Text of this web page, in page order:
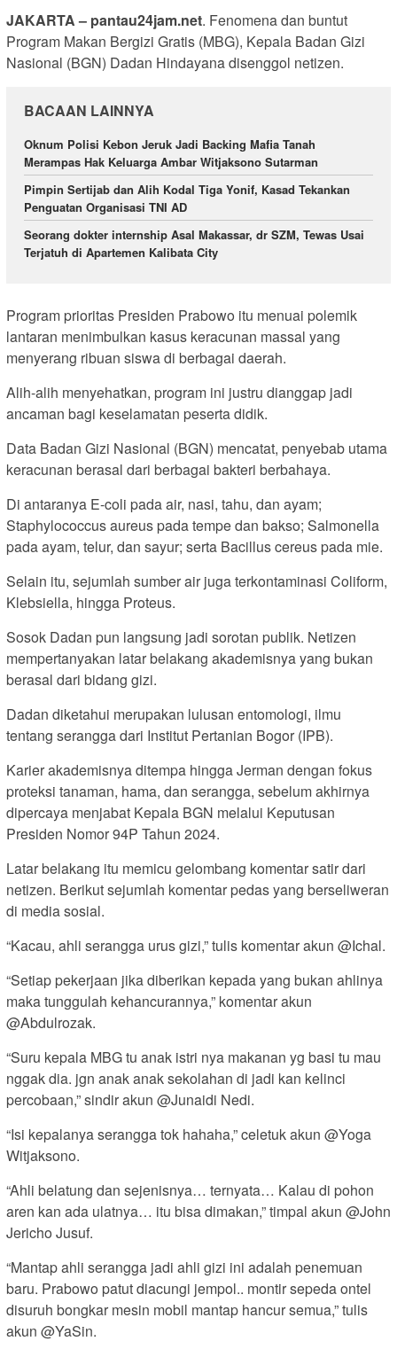
JAKARTA – pantau24jam.net. Fenomena dan buntut
Program Makan Bergizi Gratis (MBG), Kepala Badan Gizi
Nasional (BGN) Dadan Hindayana disenggol netizen.
BACAAN LAINNYA
Oknum Polisi Kebon Jeruk Jadi Backing Mafia Tanah
Merampas Hak Keluarga Ambar Witjaksono Sutarman
Pimpin Sertijab dan Alih Kodal Tiga Yonif, Kasad Tekankan
Penguatan Organisasi TNI AD
Seorang dokter internship Asal Makassar, dr SZM, Tewas Usai
Terjatuh di Apartemen Kalibata City
Program prioritas Presiden Prabowo itu menuai polemik
lantaran menimbulkan kasus keracunan massal yang
menyerang ribuan siswa di berbagai daerah.
Alih-alih menyehatkan, program ini justru dianggap jadi
ancaman bagi keselamatan peserta didik.
Data Badan Gizi Nasional (BGN) mencatat, penyebab utama
keracunan berasal dari berbagai bakteri berbahaya.
Di antaranya E-coli pada air, nasi, tahu, dan ayam;
Staphylococcus aureus pada tempe dan bakso; Salmonella
pada ayam, telur, dan sayur; serta Bacillus cereus pada mie.
Selain itu, sejumlah sumber air juga terkontaminasi Coliform,
Klebsiella, hingga Proteus.
Sosok Dadan pun langsung jadi sorotan publik. Netizen
mempertanyakan latar belakang akademisnya yang bukan
berasal dari bidang gizi.
Dadan diketahui merupakan lulusan entomologi, ilmu
tentang serangga dari Institut Pertanian Bogor (IPB).
Karier akademisnya ditempa hingga Jerman dengan fokus
proteksi tanaman, hama, dan serangga, sebelum akhirnya
dipercaya menjabat Kepala BGN melalui Keputusan
Presiden Nomor 94P Tahun 2024.
Latar belakang itu memicu gelombang komentar satir dari
netizen. Berikut sejumlah komentar pedas yang berseliweran
di media sosial.
“Kacau, ahli serangga urus gizi,” tulis komentar akun @Ichal.
“Setiap pekerjaan jika diberikan kepada yang bukan ahlinya
maka tunggulah kehancurannya,” komentar akun
@Abdulrozak.
“Suru kepala MBG tu anak istri nya makanan yg basi tu mau
nggak dia. jgn anak anak sekolahan di jadi kan kelinci
percobaan,” sindir akun @Junaidi Nedi.
“Isi kepalanya serangga tok hahaha,” celetuk akun @Yoga
Witjaksono.
“Ahli belatung dan sejenisnya… ternyata… Kalau di pohon
aren kan ada ulatnya… itu bisa dimakan,” timpal akun @John
Jericho Jusuf.
“Mantap ahli serangga jadi ahli gizi ini adalah penemuan
baru. Prabowo patut diacungi jempol.. montir sepeda ontel
disuruh bongkar mesin mobil mantap hancur semua,” tulis
akun @YaSin.